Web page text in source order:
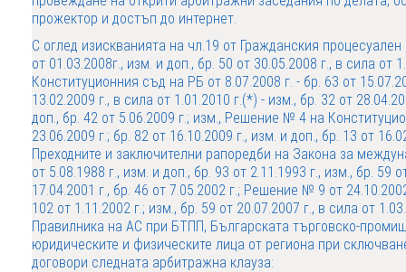
прожектор и достъп до интернет.
С оглед изискванията на чл.19 от Гражданския
от 01.03.2008г., изм. и доп., бр. 50 от 30.05.2008 г., в сила
Конституционния съд на РБ от 8.07.2008 г. - бр. 63 от
13.02.2009 г., в сила от 1.01.2010 г.(*) - изм., бр. 32 от
доп., бр. 42 от 5.06.2009 г.; изм., Решение № 4 на
23.06.2009 г.; бр. 82 от 16.10.2009 г., изм. и доп., бр. 13 от
Преходните и заключителни рапоредби на Закона за
от 5.08.1988 г., изм. и доп., бр. 93 от 2.11.1993 г., изм., бр. 59
17.04.2001 г., бр. 46 от 7.05.2002 г.; Решение № 9 от
102 от 1.11.2002 г.; изм., бр. 59 от 20.07.2007 г., в сила от
Правилника на АС при БТПП, Българската търговско-
юридическите и физическите лица от региона при
договори следната арбитражна клауза: